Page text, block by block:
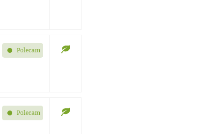
Polecam
Polecam